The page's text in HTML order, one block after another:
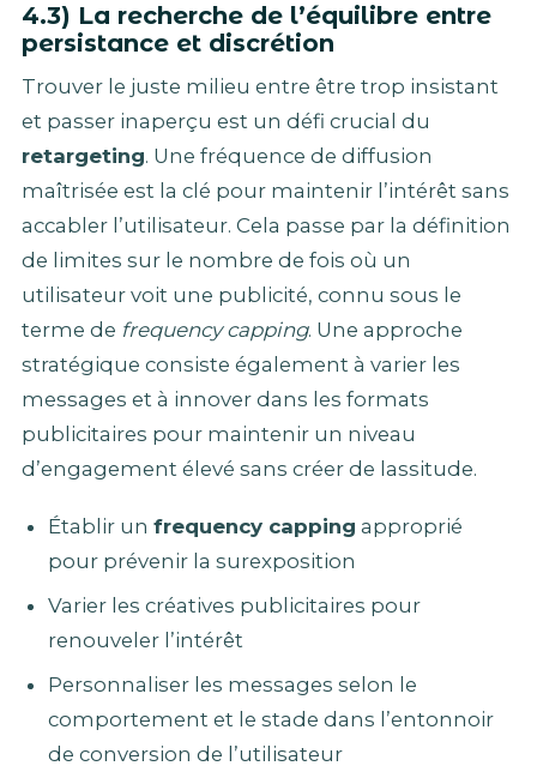
4.3) La recherche de l’équilibre entre
persistance et discrétion
Trouver le juste milieu entre être trop insistant
et passer inaperçu est un défi crucial du
retargeting. Une fréquence de diffusion
maîtrisée est la clé pour maintenir l’intérêt sans
accabler l’utilisateur. Cela passe par la définition
de limites sur le nombre de fois où un
utilisateur voit une publicité, connu sous le
terme de frequency capping. Une approche
stratégique consiste également à varier les
messages et à innover dans les formats
publicitaires pour maintenir un niveau
d’engagement élevé sans créer de lassitude.
Établir un frequency capping approprié
pour prévenir la surexposition
Varier les créatives publicitaires pour
renouveler l’intérêt
Personnaliser les messages selon le
comportement et le stade dans l’entonnoir
de conversion de l’utilisateur